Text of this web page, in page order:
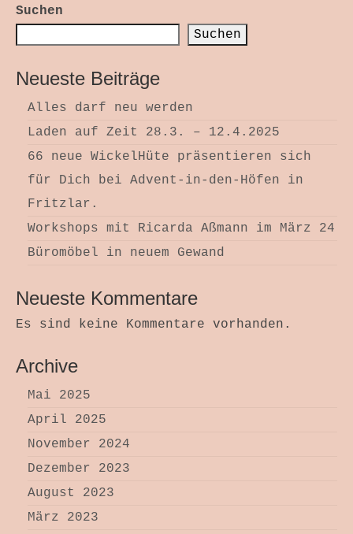
Suchen
Suchen
Neueste Beiträge
Alles darf neu werden
Laden auf Zeit 28.3. – 12.4.2025
66 neue WickelHüte präsentieren sich
für Dich bei Advent-in-den-Höfen in
Fritzlar.
Workshops mit Ricarda Aßmann im März 24
Büromöbel in neuem Gewand
Neueste Kommentare
Es sind keine Kommentare vorhanden.
Archive
Mai 2025
April 2025
November 2024
Dezember 2023
August 2023
März 2023